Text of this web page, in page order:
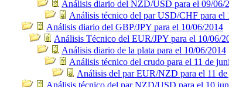
Análisis diario del NZD/USD para el 09/06/
Análisis técnico del par USD/CHF para el
Análisis diario del GBP/JPY para el 10/06/2014
Análisis Técnico del EUR/JPY para el 10/06/
Análisis diario de la plata para el 10/06/2014
Análisis técnico del crudo para el 11 de
Análisis del par EUR/NZD para el 11
Análisis técnico del par NZD/USD para el 10